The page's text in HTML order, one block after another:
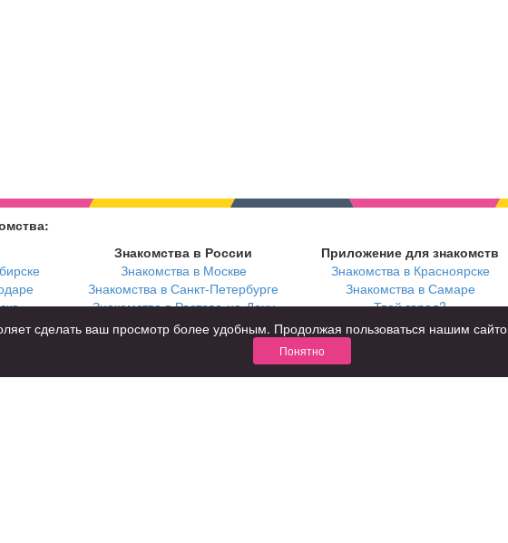
Знакомства в России
Знакомства в Москве
Знакомства в Санкт-Петербурге
Знакомства в Ростове-на-Дону
Приложение для знакомств
Знакомства в Красноярске
Знакомства в Самаре
Твой город?
сделать ваш просмотр более удобным. Продолжая пользоваться нашим
Понятно